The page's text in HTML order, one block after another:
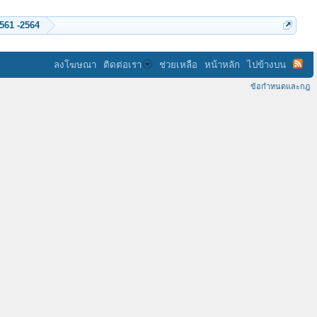
ร่วมบริจาค ค่า Hosting ของเว็บพลังจิต ปี 2552 ...2558 -2559 -2560 - 2561 -2564
ลงโฆษณา ติดต่อเรา ช่วยเหลือ หน้าหลัก ไปข้างบน
ข้อกำหนดและกฎ